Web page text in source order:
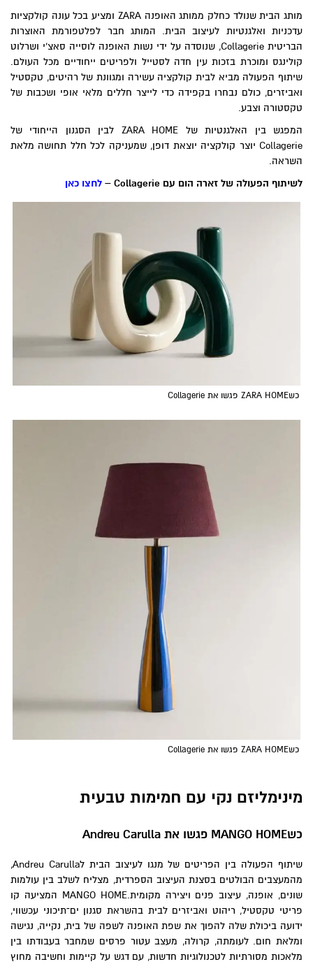
מותג הבית שנולד כחלק ממותג האופנה ZARA ומציע בכל עונה קולקציות
עדכניות ואלגנטיות לעיצוב הבית. המותג חבר לפלטפורמת האוצרות
הבריטית Collagerie, שנוסדה על ידי נשות האופנה לוסייה סאצ’י ושרלוט
קולינגס ומוכרת בזכות עין חדה לסטייל ולפריטים ייחודיים מכל העולם.
שיתוף הפעולה מביא לבית קולקציה עשירה ומגוונת של רהיטים, טקסטיל
ואביזרים, כולם נבחרו בקפידה כדי לייצר חללים מלאי אופי ושכבות של
טקסטורה וצבע.
המפגש בין האלגנטיות של ZARA HOME לבין הסגנון הייחודי של
Collagerie יוצר קולקציה יוצאת דופן, שמעניקה לכל חלל תחושה מלאת
השראה.
לשיתוף הפעולה של זארה הום עם Collagerie
– לחצו כאן
כשZARA HOME פגשו את Collagerie
כשZARA HOME פגשו את Collagerie
מינימליזם נקי עם חמימות טבעית
כשMANGO HOME פגשו את Andreu Carulla
שיתוף הפעולה בין הפריטים של מנגו לעיצוב הבית לAndreu Carulla,
מהמעצבים הבולטים בסצנת העיצוב הספרדית, מצליח לשלב בין עולמות
שונים, אופנה, עיצוב פנים ויצירה מקומית.MANGO HOME המציעה קו
פריטי טקסטיל, ריהוט ואביזרים לבית בהשראת סגנון ים־תיכוני עכשווי,
ידועה ביכולת שלה להפוך את שפת האופנה לשפה של בית, נקייה, נגישה
ומלאת חום. לעומתה, קרולה, מעצב עטור פרסים שמחבר בעבודתו בין
מלאכות מסורתיות לטכנולוגיות חדשות, עם דגש על קיימות וחשיבה מחוץ